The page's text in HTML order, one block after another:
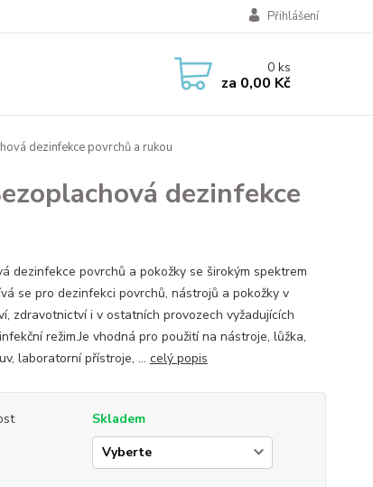
Přihlášení
0ks
za 0,00 Kč
dezinfekce povrchů a rukou
dezinfekce
dezinfekce povrchů a pokožky se širokým spektrem
se pro dezinfekci povrchů, nástrojů a pokožky v
zdravotnictví i v ostatních provozech vyžadujících
režim. ​Je vhodná pro použití na nástroje, lůžka,
laboratorní přístroje, ... celý popis
Skladem